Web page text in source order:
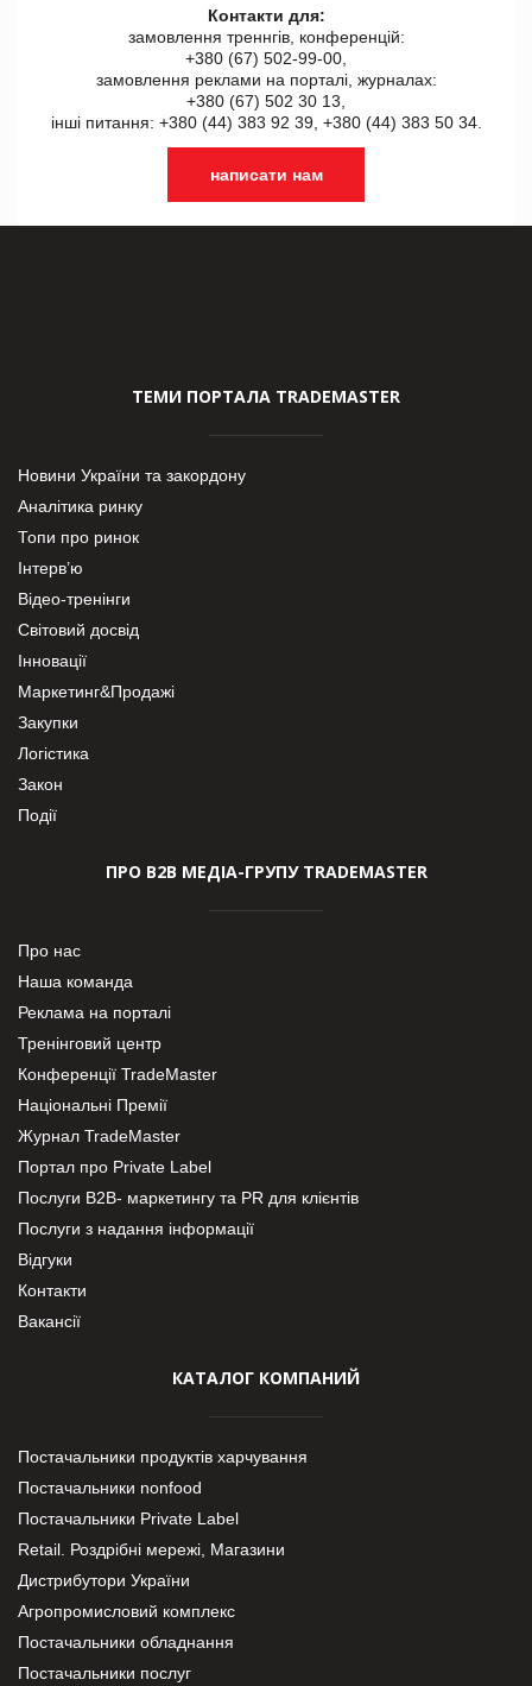
Контакти для:
замовлення треннгів, конференцій:
+380 (67) 502-99-00,
замовлення реклами на порталі, журналах:
+380 (67) 502 30 13,
інші питання: +380 (44) 383 92 39, +380 (44) 383 50 34.
написати нам
ТЕМИ ПОРТАЛА TRADEMASTER
Новини України та закордону
Аналітика ринку
Топи про ринок
Інтерв’ю
Відео-тренінги
Світовий досвід
Інновації
Маркетинг&Продажі
Закупки
Логістика
Закон
Події
ПРО В2В МЕДІА-ГРУПУ TRADEMASTER
Про нас
Наша команда
Реклама на порталі
Тренінговий центр
Конференції TradeMaster
Національні Премії
Журнал TradeMaster
Портал про Private Label
Послуги В2В- маркетингу та PR для клієнтів
Послуги з надання інформації
Відгуки
Контакти
Вакансії
КАТАЛОГ КОМПАНИЙ
Постачальники продуктів харчування
Постачальники nonfood
Постачальники Private Label
Retail. Роздрібні мережі, Магазини
Дистрибутори України
Агропромисловий комплекс
Постачальники обладнання
Постачальники послуг